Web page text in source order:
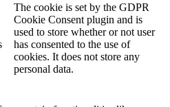
The cookie is set by the GDPR
Cookie Consent plugin and is
used to store whether or not user
has consented to the use of
cookies. It does not store any
personal data.